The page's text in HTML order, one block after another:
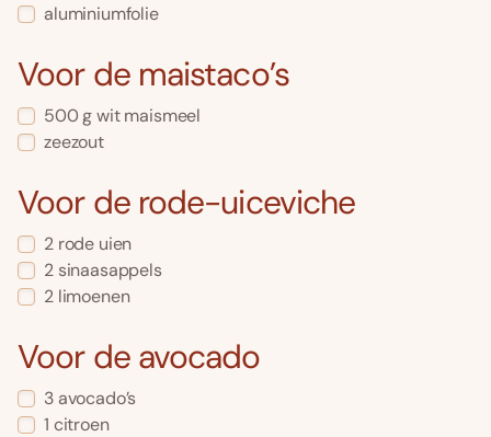
aluminiumfolie
Voor de maistaco’s
500 g wit maismeel
zeezout
Voor de rode-uiceviche
2 rode uien
2 sinaasappels
2 limoenen
Voor de avocado
3 avocado’s
1 citroen